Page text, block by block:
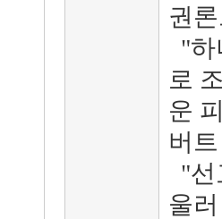
권
"하
로
운
버
"선
울